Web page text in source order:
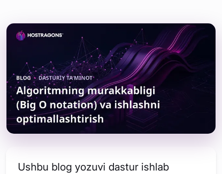
Ushbu blog yozuvi dastur ishlab